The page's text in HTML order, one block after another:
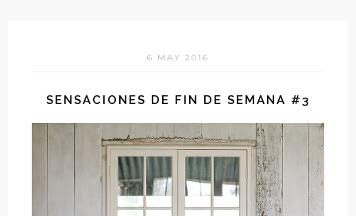
6 MAY 2016
SENSACIONES DE FIN DE SEMANA #3